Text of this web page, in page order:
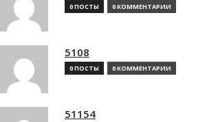
0 ПОСТЫ 0 КОММЕНТАРИИ
5108
0 ПОСТЫ 0 КОММЕНТАРИИ
51154